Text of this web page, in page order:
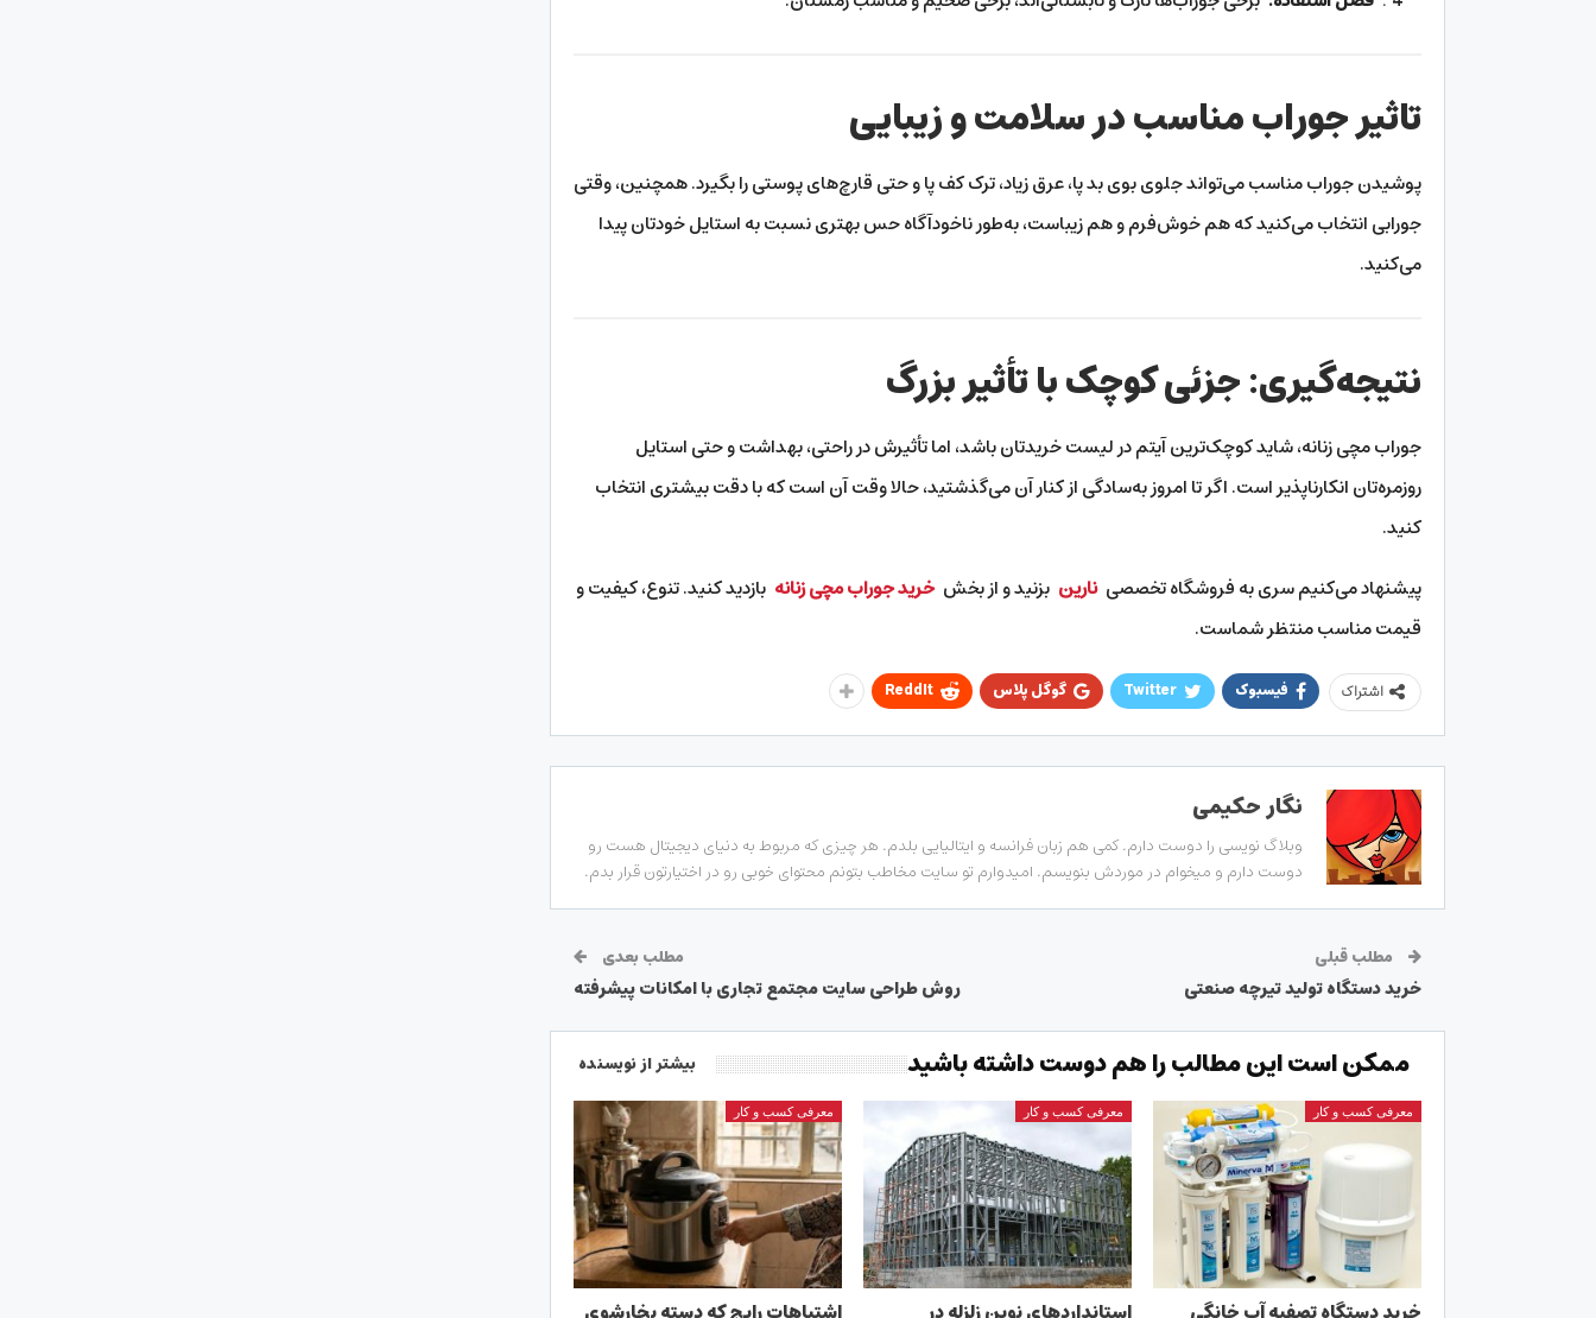
تاثیر جوراب مناسب در سلامت و زیبایی
پوشیدن جوراب مناسب می‌تواند جلوی بوی بد پا، عرق زیاد، ترک کف پا و حتی قارچ‌های پوستی را بگیرد. همچنین، وقتی
جورابی انتخاب می‌کنید که هم خوش‌فرم و هم زیباست، به‌طور ناخودآگاه حس بهتری نسبت به استایل خودتان پیدا
می‌کنید.
نتیجه‌گیری: جزئی کوچک با تأثیر بزرگ
جوراب مچی زنانه، شاید کوچک‌ترین آیتم در لیست خریدتان باشد، اما تأثیرش در راحتی، بهداشت و حتی استایل
روزمره‌تان انکارناپذیر است. اگر تا امروز به‌سادگی از کنار آن می‌گذشتید، حالا وقت آن است که با دقت بیشتری انتخاب
کنید.
پیشنهاد می‌کنیم سری به فروشگاه تخصصینارین بزنید و از بخشخرید جوراب مچی زنانه بازدید کنید. تنوع، کیفیت و
قیمت مناسب منتظر شماست.
اشتراک فیسبوک Twitter گوگل پلاس ReddIt
نگار حکیمی
وبلاگ نویسی را دوست دارم. کمی هم زبان فرانسه و ایتالیایی بلدم. هر چیزی که مربوط به دنیای دیجیتال هست رو
دوست دارم و میخوام در موردش بنویسم. امیدوارم تو سایت مخاطب بتونم محتوای خوبی رو در اختیارتون قرار بدم.
مطلب قبلی
خرید دستگاه تولید تیرچه صنعتی
مطلب بعدی
روش طراحی سایت مجتمع تجاری با امکانات پیشرفته
ممکن است این مطالب را هم دوست داشته باشید بیشتر از نویسنده
معرفی کسب و کار معرفی کسب و کار معرفی کسب و کار